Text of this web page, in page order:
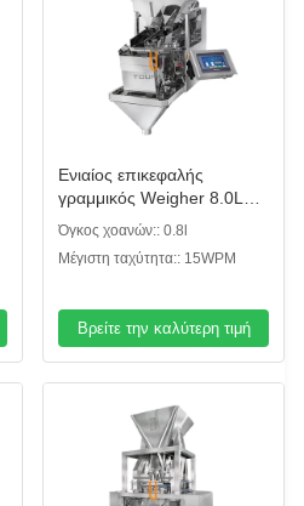
Ενιαίος επικεφαλής
γραμμικός Weigher 8.0L
με» οθόνη αφής χρώματος
Όγκος χοανών:: 0.8l
Μέγιστη ταχύτητα:: 15WPM
Βρείτε την καλύτερη τιμή